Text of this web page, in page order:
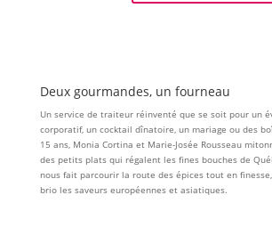
Deux gourmandes, un fourneau
Un service de traiteur réinventé que se soit pour un
corporatif, un cocktail dînatoire, un mariage ou des
15 ans, Monia Cortina et Marie-Josée Rousseau
des petits plats qui régalent les fines bouches de
nous fait parcourir la route des épices tout en
brio les saveurs européennes et asiatiques.